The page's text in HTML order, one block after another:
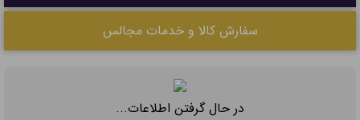
سفارش کالا و خدمات مجالس
در حال گرفتن اطلاعات...